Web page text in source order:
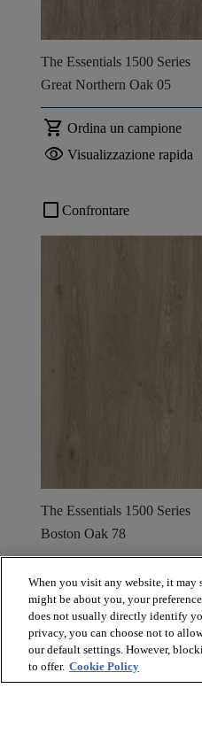
The Essentials 1500 Series
Great Northern Oak 05
shopping_cart Ordina un campione
visibility Visualizzazione rapida
check_box_outline_blank Confrontare
The Essentials 1500 Series
Boston Oak 78
shopping_cart Ordina un campione
visibilityVisualizzazione rapida
When you visit any website, it may
might be about you, your
does not usually directly identify
privacy, you can choose not to
our default settings. However,
to offer. Cookie Policy